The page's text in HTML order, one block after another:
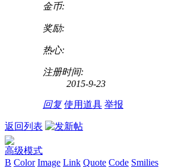
金币:
奖励:
热心:
注册时间:
2015-9-23
回复 使用道具 举报
返回列表
高级模式
B Color Image Link Quote Code Smilies